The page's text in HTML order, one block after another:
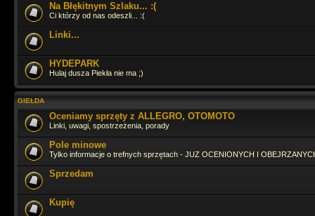
Straszny ruch się tutaj zrobił
Zagląda, zagląda
Ja fejsbóczka nie mam wiec tutaj zagladam bo i tak odpalaja mi sie 3
dzieje
ło panie Tasior sie pojawił
Na Błękitnym Szlaku... :(
Ci którzy od nas odeszli... :(
Linki...
HYDEPARK
Hulaj dusza Piekła nie ma ;)
GIEŁDA
Oceniamy sprzęty z ALLEGRO, OTOMOTO
Linki, uwagi, spostrzeżenia, porady
Pole minowe
Tylko informacje o trefnych sprzętach - JUZ OCENIONYCH I
Sprzedam
Kupię